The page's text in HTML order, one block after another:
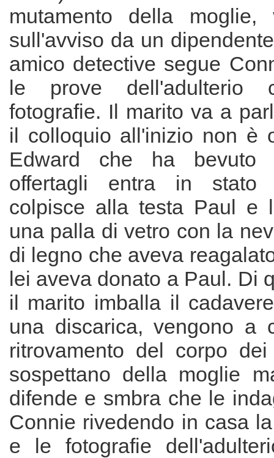
mutamento della moglie,
sull'avviso da un
amico detective segue
le prove dell'adulterio
fotografie. Il marito va a
il colloquio all'inizio non è
Edward che ha bevuto
offertagli entra in stato
colpisce alla testa Paul e
una palla di vetro con la
di legno che aveva
lei aveva donato a Paul. Di
il marito imballa il
una discarica, vengono
ritrovamento del corpo
sospettano della moglie
difende e smbra che le
Connie rivedendo in casa
e le fotografie